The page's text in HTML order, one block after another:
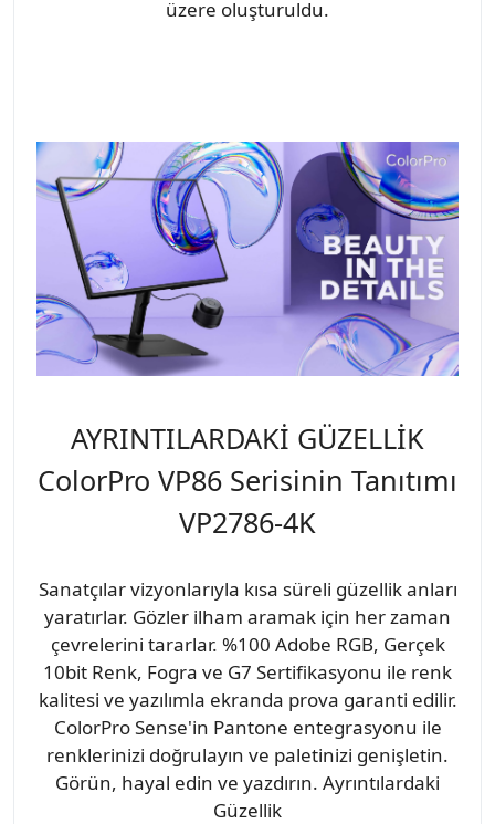
üzere oluşturuldu.
AYRINTILARDAKİ GÜZELLİK
ColorPro VP86 Serisinin Tanıtımı
VP2786-4K
Sanatçılar vizyonlarıyla kısa süreli güzellik anları
yaratırlar. Gözler ilham aramak için her zaman
çevrelerini tararlar. %100 Adobe RGB, Gerçek
10bit Renk, Fogra ve G7 Sertifikasyonu ile renk
kalitesi ve yazılımla ekranda prova garanti edilir.
ColorPro Sense'in Pantone entegrasyonu ile
renklerinizi doğrulayın ve paletinizi genişletin.
Görün, hayal edin ve yazdırın. Ayrıntılardaki
Güzellik